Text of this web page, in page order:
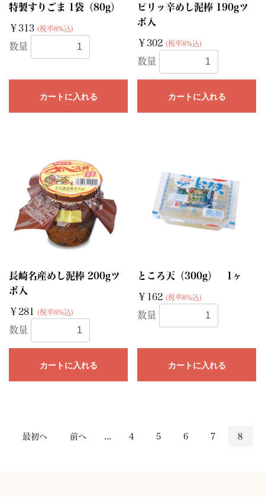
特製すりごま 1袋（80g）
￥313 (税率8%込)
数量
カートに入れる
ピリッ辛めし泥棒 190gツ
ボ入
￥302 (税率8%込)
数量
カートに入れる
長崎名産めし泥棒 200gツ
ボ入
￥281
(税率8%込)
数量
カートに入れる
ところ天（300g） 1ヶ
￥162 (税率8%込)
数量
カートに入れる
最初へ 前へ ... 4 5 6 7 8